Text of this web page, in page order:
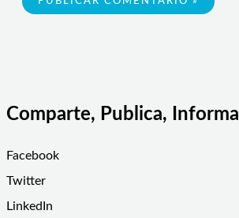
Comparte, Publica, Informa
Facebook
Twitter
LinkedIn